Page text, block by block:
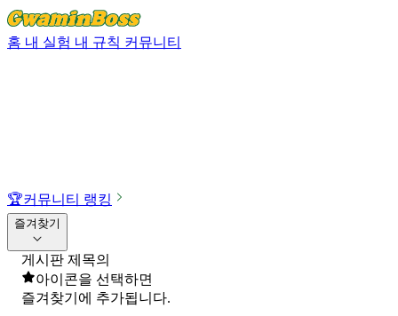
홈 내 실험 내 규칙 커뮤니티
🏆커뮤니티 랭킹
즐겨찾기
게시판 제목의
아이콘을 선택하면
즐겨찾기에 추가됩니다.